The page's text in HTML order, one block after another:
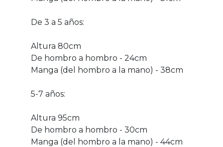
De 3 a 5 años:
Altura 80cm
De hombro a hombro - 24cm
Manga (del hombro a la mano) - 38cm
5-7 años:
Altura 95cm
De hombro a hombro - 30cm
Manga (del hombro a la mano) - 44cm